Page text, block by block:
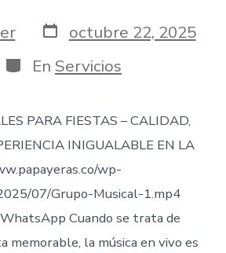
Fecha
de
publicación
octubre 22, 2025
Categorías
En Servicios
PARA FIESTAS – CALIDAD,
INIGUALABLE EN LA
wp-
07/Grupo-Musical-1.mp4
Cuando se trata de
memorable, la música en vivo es